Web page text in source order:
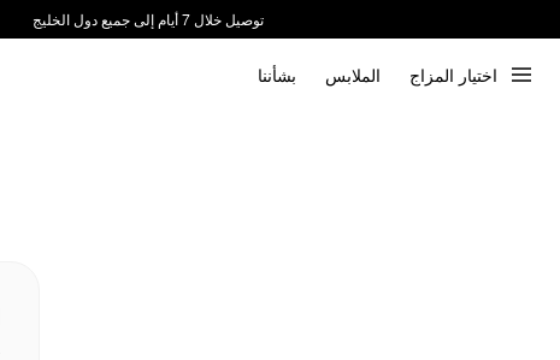
توصيل خلال 7 أيام إلى جميع دول الخليج
اختيار المزاج الملابس بشأننا